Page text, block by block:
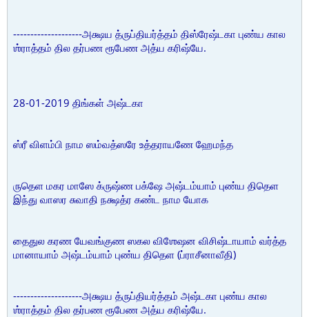
--------------------அக்ஷய த்ருப்தியர்த்தம் திஸ்ரேஷ்டகா புண்ய கால
ஶ்ராத்தம் தில தர்பண ரூபேண அத்ய கரிஷ்யே.
28-01-2019 திங்கள் அஷ்டகா
ஸ்ரீ விளம்பி நாம ஸம்வத்ஸரே உத்தராயணே ஹேமந்த
ருதெள மகர மாஸே க்ருஷ்ண பக்ஷே அஷ்டம்யாம் புண்ய திதெள
இந்து வாஸர சுவாதி நக்ஷத்ர கண்ட நாம யோக
தைதுல கரண யேவங்குண ஸகல விஶேஷன விசிஷ்டாயாம் வர்த்த
மானாயாம் அஷ்டம்யாம் புண்ய திதெள (ப்ராசீனாவீதி)
--------------------அக்ஷய த்ருப்தியர்த்தம் அஷ்டகா புண்ய கால
ஶ்ராத்தம் தில தர்பண ரூபேண அத்ய கரிஷ்யே.